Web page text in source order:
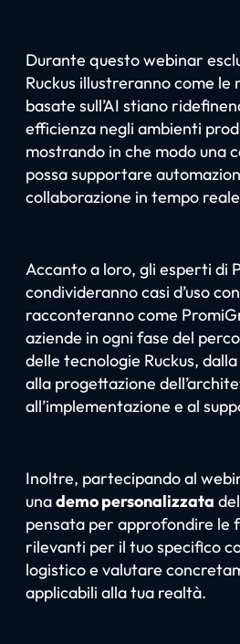
Durante questo webinar
Ruckus illustreranno come
basate sull’AI stiano
efficienza negli ambienti
mostrando in che modo una
possa supportare
collaborazione in tempo
Accanto a loro, gli esperti di
condivideranno casi d’uso
racconteranno come
aziende in ogni fase del
delle tecnologie Ruckus,
alla progettazione
all’implementazione e al
Inoltre, partecipando al
unademo personalizzata
pensata per approfondire le
rilevanti per il tuo specifico
logistico e valutare
applicabili alla tua realtà.